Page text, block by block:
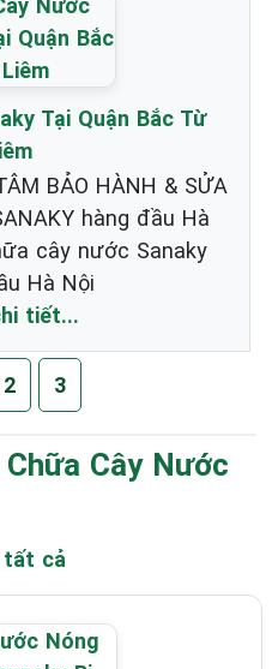
Tại Quận Bắc Từ
BẢO HÀNH & SỬA
hàng đầu Hà
cây nước Sanaky
Hà Nội
tiết...
2 3
Cây Nước
cả